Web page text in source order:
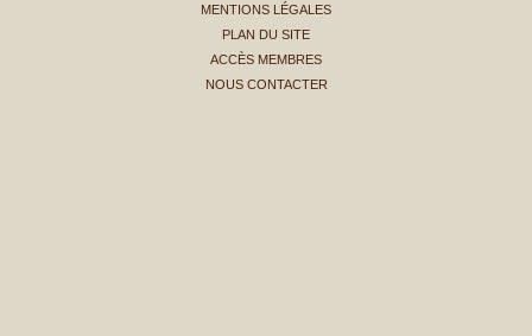
MENTIONS LÉGALES
PLAN DU SITE
ACCÈS MEMBRES
NOUS CONTACTER